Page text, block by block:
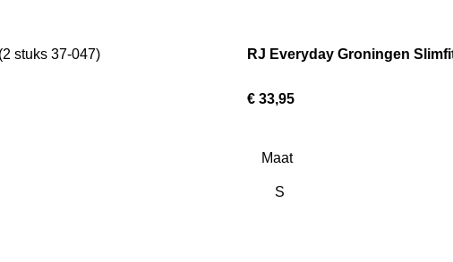
RJ Everyday Groningen
€ 33,95
Maat